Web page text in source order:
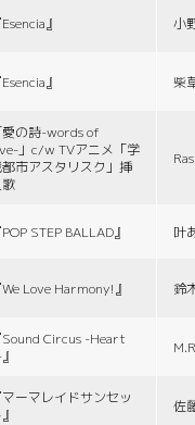
Esencia』 小
Esencia』 柴
愛の詩-words of
」c/w TVアニメ「学
市アスタリスク」挿
歌
POP STEP BALLAD』 叶
We Love Harmony!』 鈴
Sound Circus -Heart
マーマレイドサンセッ
佐